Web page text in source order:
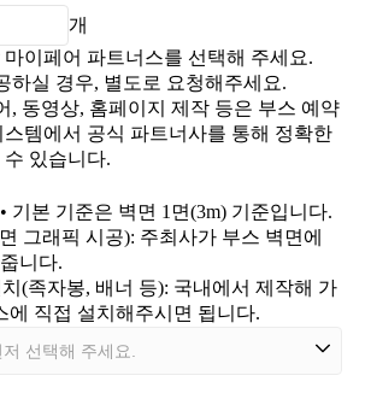
개
이페어 파트너스를 선택해 주세요.
하실 경우, 별도로 요청해주세요.
, 동영상, 홈페이지 제작 등은 부스 예약
템에서 공식 파트너사를 통해 정확한
있습니다.
• 기본 기준은 벽면 1면(3m) 기준입니다.
그래픽 시공): 주최사가 부스 벽면에
니다.
(족자봉, 배너 등): 국내에서 제작해 가
에 직접 설치해주시면 됩니다.